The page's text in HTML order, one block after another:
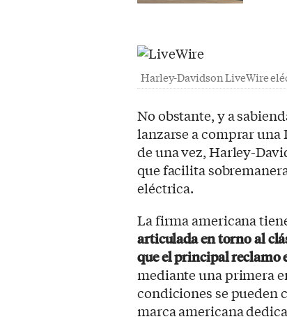
Harley-Davidson LiveWire
No obstante, y a
lanzarse a comprar
de una vez, Harley-
que facilita
eléctrica.
La firma americana
articulada en torno al
que el principal reclamo
mediante una primera
condiciones se pueden
marca americana